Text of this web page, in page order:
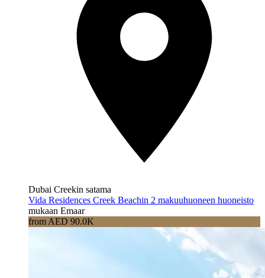
Dubai Creekin satama
Vida Residences Creek Beachin 2 makuuhuoneen huoneisto
mukaan Emaar
from AED 90.0K